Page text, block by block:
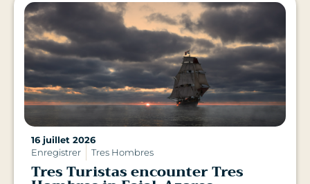
16 juillet 2026
Enregistrer
Tres Hombres
Tres Turistas encounter Tres